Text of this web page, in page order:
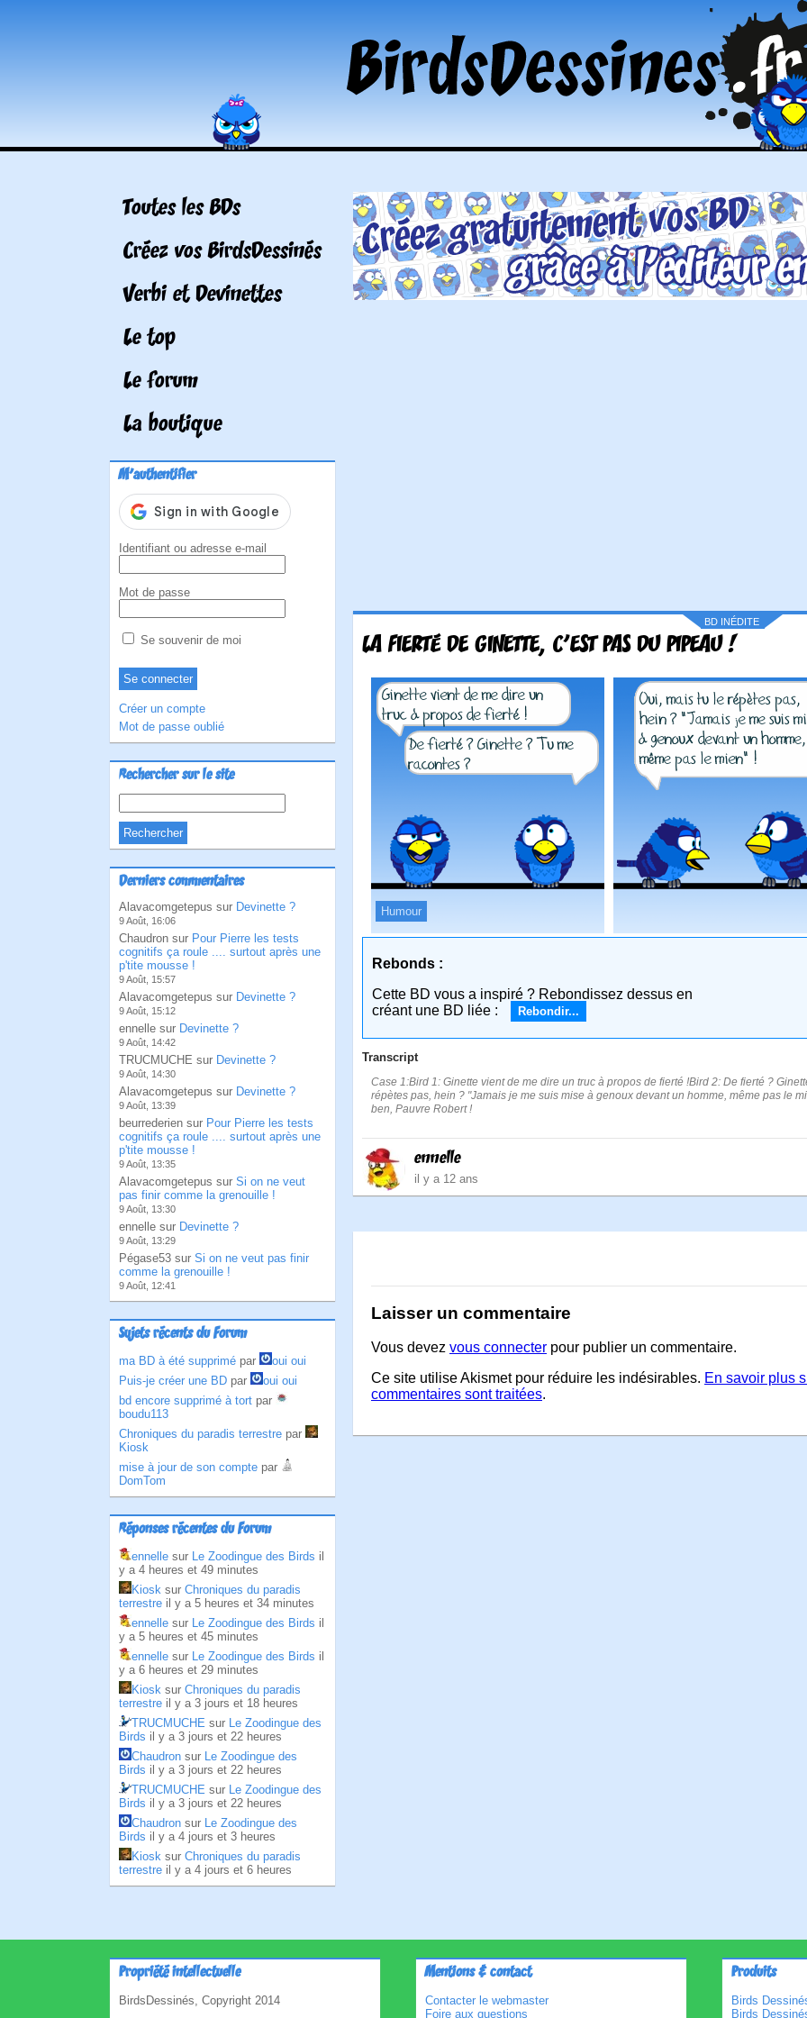
Toutes les BDs
Créez vos BirdsDessinés
Verbi et Devinettes
Le top
Le forum
La boutique
M'authentifier
Identifiant ou adresse e-mail
Mot de passe
Se souvenir de moi
Créer un compte
Mot de passe oublié
Rechercher sur le site
Derniers commentaires
Alavacomgetepus sur Devinette ?
9 Août, 16:06
Chaudron sur Pour Pierre les tests
cognitifs ça roule .... surtout après une
p'tite mousse !
9 Août, 15:57
Alavacomgetepus sur Devinette ?
9 Août, 15:12
ennelle sur Devinette ?
9 Août, 14:42
TRUCMUCHE sur Devinette ?
9 Août, 14:30
Alavacomgetepus sur Devinette ?
9 Août, 13:39
beurrederien sur Pour Pierre les tests
cognitifs ça roule .... surtout après une
p'tite mousse !
9 Août, 13:35
Alavacomgetepus sur Si on ne veut
pas finir comme la grenouille !
9 Août, 13:30
ennelle sur Devinette ?
9 Août, 13:29
Pégase53 sur Si on ne veut pas finir
comme la grenouille !
9 Août, 12:41
Sujets récents du Forum
ma BD à été supprimé par
oui oui
Puis-je créer une BD par
oui oui
bd encore supprimé à tort par
boudu113
Chroniques du paradis terrestre par
Kiosk
mise à jour de son compte par
DomTom
Réponses récentes du Forum
ennelle sur Le Zoodingue des Birds il
y a 4 heures et 49 minutes
Kiosk sur Chroniques du paradis
terrestre il y a 5 heures et 34 minutes
ennelle sur Le Zoodingue des Birds il
y a 5 heures et 45 minutes
ennelle sur Le Zoodingue des Birds il
y a 6 heures et 29 minutes
Kiosk sur Chroniques du paradis
terrestre il y a 3 jours et 18 heures
TRUCMUCHE sur Le Zoodingue des
Birds il y a 3 jours et 22 heures
Chaudron sur Le Zoodingue des
Birds il y a 3 jours et 22 heures
TRUCMUCHE sur Le Zoodingue des
Birds il y a 3 jours et 22 heures
Chaudron sur Le Zoodingue des
Birds il y a 4 jours et 3 heures
Kiosk sur Chroniques du paradis
terrestre il y a 4 jours et 6 heures
BD INÉDITE
LA FIERTÉ DE GINETTE, C'EST PAS DU PIPEAU !
Humour
Rebonds :
Cette BD vous a inspiré ? Rebondissez dessus en
créant une BD liée :
Rebondir...
Transcript
Case 1:Bird 1: Ginette vient de me dire un truc à propos de fierté !Bird 2: De fierté ?
répètes pas, hein ? "Jamais je me suis mise à genoux devant un homme, même pas le
ben, Pauvre Robert !
ennelle
il y a 12 ans
Laisser un commentaire
Vous devez vous connecter pour publier un commentaire.
Ce site utilise Akismet pour réduire les indésirables. En savoir plus
commentaires sont traitées.
Propriété intellectuelle
BirdsDessinés, Copyright 2014
Mentions & contact
Contacter le webmaster
Foire aux questions
Produits
Birds
Birds